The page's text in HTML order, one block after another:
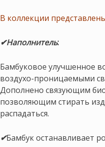
В коллекции
✔Наполнитель:
Бамбуковое улучшенное
воздухо-проницаемыми
Дополнено связующим
позволяющим стирать
распадаться.
✔Бамбук останавливает